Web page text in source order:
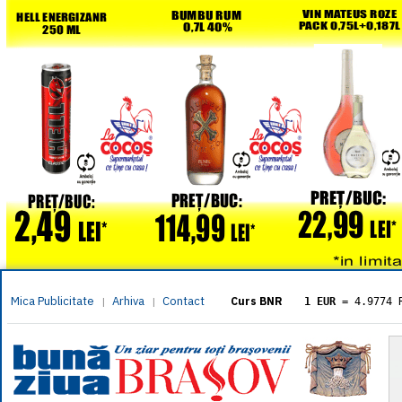
Mica Publicitate | Arhiva | Contact Curs BNR 1 EUR = 4.9774
= 5.8304
1 XAU= 464.4611
1 AED= 1.1933
1 AUD= 2.7957
1 BGN= 2.5449